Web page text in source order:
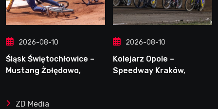
2026-08-10
Śląsk Świętochłowice –
Mustang Żołędowo,
2026-08-10
Kolejarz Opole –
Speedway Kraków,
ZD Media